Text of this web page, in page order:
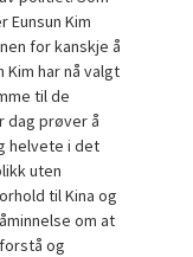
Kim
for kanskje å
Kim har nå valgt
til de
dag prøver å
helvete i det
uten
til Kina og
om at
og